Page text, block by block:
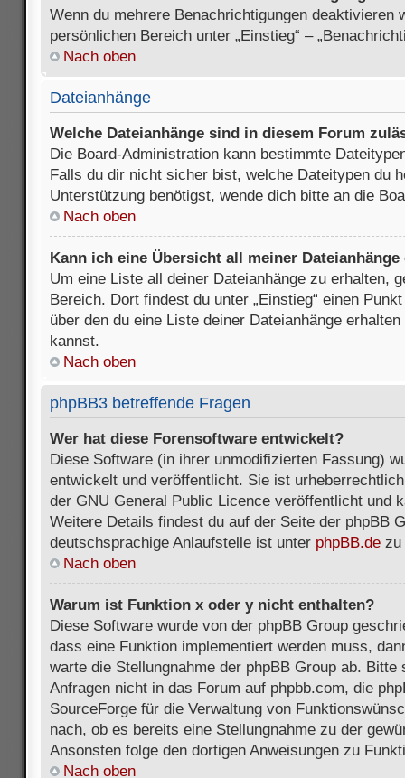
Wenn du mehrere Benachrichtigungen deaktivieren
persönlichen Bereich unter „Einstieg“ –
Nach oben
Dateianhänge
Welche Dateianhänge sind in diesem Forum
Die Board-Administration kann bestimmte
Falls du dir nicht sicher bist, welche Dateitypen du
Unterstützung benötigst, wende dich bitte an die
Nach oben
Kann ich eine Übersicht all meiner Dateianhänge
Um eine Liste all deiner Dateianhänge zu erhalten,
Bereich. Dort findest du unter „Einstieg“ einen
über den du eine Liste deiner Dateianhänge
kannst.
Nach oben
phpBB3 betreffende Fragen
Wer hat diese Forensoftware entwickelt?
Diese Software (in ihrer unmodifizierten Fassung)
entwickelt und veröffentlicht. Sie ist
der GNU General Public Licence veröffentlicht und
Weitere Details findest du auf der Seite der phpBB
deutschsprachige Anlaufstelle ist unter phpBB.de zu
Nach oben
Warum ist Funktion x oder y nicht enthalten?
Diese Software wurde von der phpBB Group
dass eine Funktion implementiert werden muss,
warte die Stellungnahme der phpBB Group ab. Bitte
Anfragen nicht in das Forum auf phpbb.com, die
SourceForge für die Verwaltung von
nach, ob es bereits eine Stellungnahme zu der
Ansonsten folge den dortigen Anweisungen zu
Nach oben